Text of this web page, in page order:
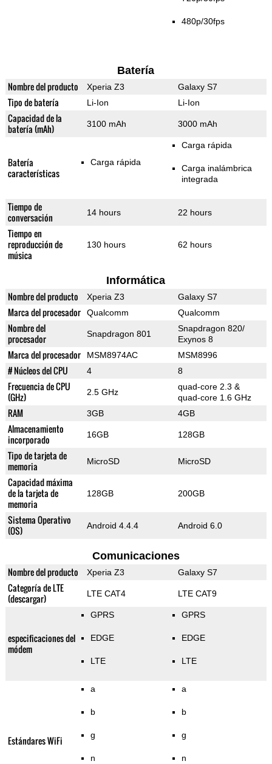
480p/30fps
Batería
Nombre del producto Xperia Z3 Galaxy S7
Tipo de batería Li-Ion Li-Ion
Capacidad de la
batería (mAh)
3100 mAh 3000 mAh
Batería
características
Carga rápida
Carga rápida
Carga inalámbrica
integrada
Tiempo de
conversación
14 hours 22 hours
Tiempo en
reproducción de
música
130 hours 62 hours
Informática
Nombre del producto Xperia Z3 Galaxy S7
Marca del procesador Qualcomm Qualcomm
Nombre del
procesador
Snapdragon 801
Snapdragon 820/
Exynos 8
Marca del procesador MSM8974AC MSM8996
# Núcleos del CPU 4 8
Frecuencia de CPU
(GHz)
2.5 GHz
quad-core 2.3 &
quad-core 1.6 GHz
RAM 3GB 4GB
Almacenamiento
incorporado
16GB 128GB
Tipo de tarjeta de
memoria
MicroSD MicroSD
Capacidad máxima
de la tarjeta de
memoria
128GB 200GB
Sistema Operativo
(OS)
Android 4.4.4 Android 6.0
Comunicaciones
Nombre del producto Xperia Z3 Galaxy S7
Categoría de LTE
(descargar)
LTE CAT4 LTE CAT9
especificaciones del
módem
GPRS
EDGE
LTE
GPRS
EDGE
LTE
Estándares WiFi
a
b
g
n
a
b
g
n